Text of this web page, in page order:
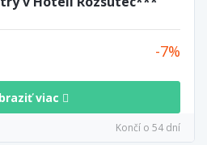
7
viac
Končí o 54 dní